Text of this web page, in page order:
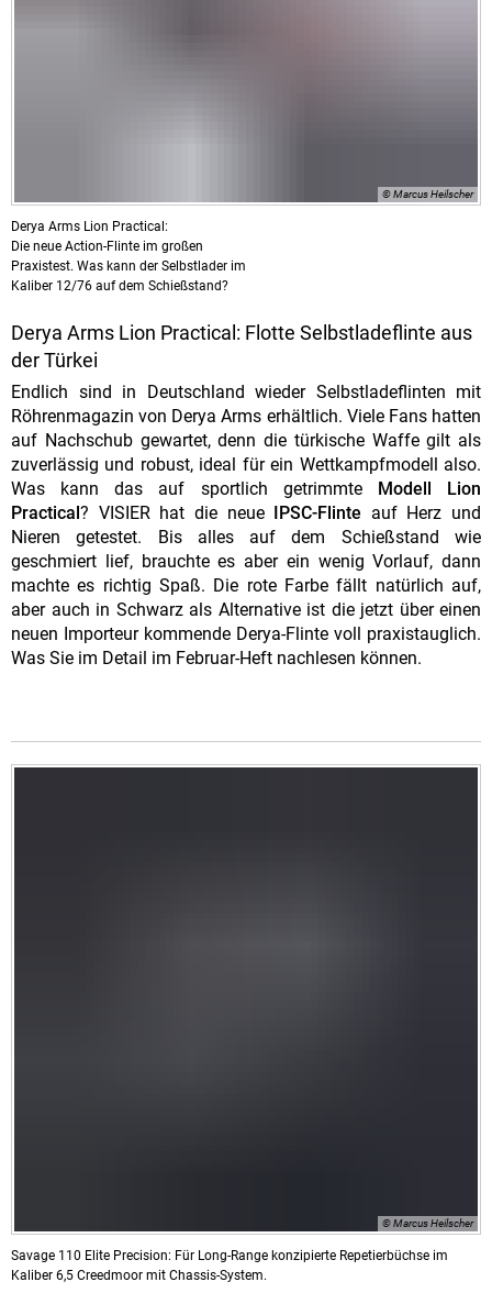
© Marcus Heilscher
Derya Arms Lion Practical:
Die neue Action-Flinte im großen
Praxistest. Was kann der Selbstlader im
Kaliber 12/76 auf dem Schießstand?
Derya Arms Lion Practical: Flotte Selbstladeflinte aus
der Türkei
Endlich sind in Deutschland wieder Selbstladeflinten mit
Röhrenmagazin von Derya Arms erhältlich. Viele Fans hatten
auf Nachschub gewartet, denn die türkische Waffe gilt als
zuverlässig und robust, ideal für ein Wettkampfmodell also.
Was kann das auf sportlich getrimmte Modell Lion
Practical? VISIER hat die neue IPSC-Flinte auf Herz und
Nieren getestet. Bis alles auf dem Schießstand wie
geschmiert lief, brauchte es aber ein wenig Vorlauf, dann
machte es richtig Spaß. Die rote Farbe fällt natürlich auf,
aber auch in Schwarz als Alternative ist die jetzt über einen
neuen Importeur kommende Derya-Flinte voll praxistauglich.
Was Sie im Detail im Februar-Heft nachlesen können.
© Marcus Heilscher
Savage 110 Elite Precision: Für Long-Range konzipierte Repetierbüchse im
Kaliber 6,5 Creedmoor mit Chassis-System.